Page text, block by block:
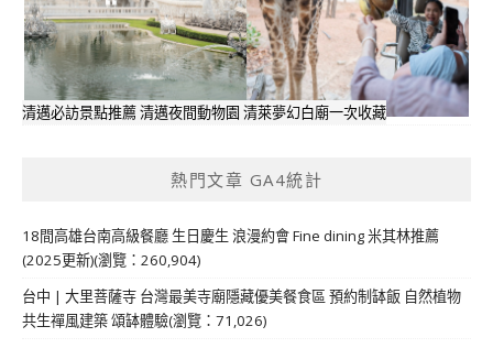
清邁必訪景點推薦 清邁夜間動物園 清萊夢幻白廟一次收藏
熱門文章 GA4統計
18間高雄台南高級餐廳 生日慶生 浪漫約會 Fine dining 米其林推薦
(2025更新)(瀏覽：260,904)
台中 | 大里菩薩寺 台灣最美寺廟隱藏優美餐食區 預約制缽飯 自然植物
共生禪風建築 頌缽體驗(瀏覽：71,026)